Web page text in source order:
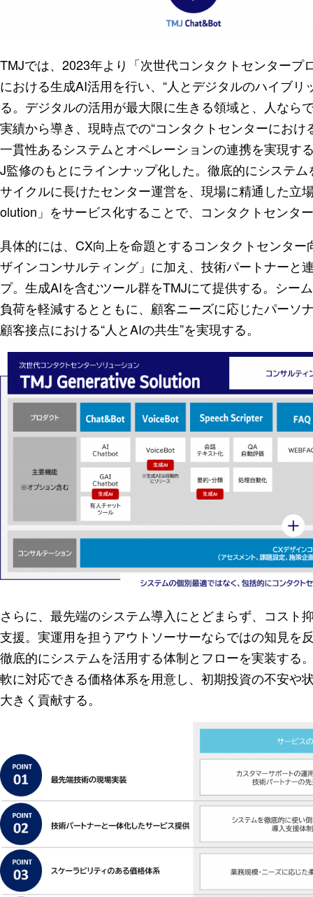
TMJでは、2023年より「次世代コンタクトセンター
における生成AI活用を行い、“人とデジタルのハイブ
る。デジタルの活用が最大限に生きる領域と、人なら
実績から導き、現時点での“コンタクトセンターにお
一貫性あるシステムとオペレーションの連携を実現す
J監修のもとにラインナップ化した。徹底的にシステ
サイクルに長けたセンター運営を、現場に精通した立
olution」をサービス化することで、コンタクトセンタ
具体的には、CX向上を命題とするコンタクトセンタ
ザインコンサルティング」に加え、技術パートナーと
プ。生成AIを含むツール群をTMJにて提供する。シー
負荷を軽減するとともに、顧客ニーズに応じたパーソ
顧客接点における“人とAIの共生”を実現する。
さらに、最先端のシステム導入にとどまらず、コスト
支援。実運用を担うアウトソーサーならではの知見を
徹底的にシステムを活用する体制とフローを実装する
軟に対応できる価格体系を用意し、初期投資の不安や
大きく貢献する。